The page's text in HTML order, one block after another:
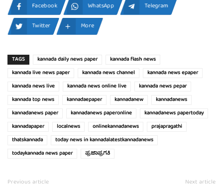
Facebook WhatsApp
Telegram
Twitter
More
TAGS kannada daily news paper
kannada flash news
kannada live news paper
kannada news channel
kannada news epaper
kannada news live
kannada news online live
kannada news pepar
kannada top news
kannadaepaper kannadanew
kannadanews
kannadanews paper
kannadanews paperonline
kannadanews papertoday
kannadapaper
localnews onlinekannadanews
prajapragathi
thatskannada
today news in kannadalatestkannadanews
todaykannada news paper
ಪ್ರಜಾಪ್ರಗತಿ
Previous article Next article